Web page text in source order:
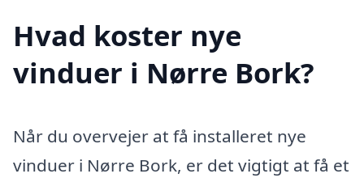
Hvad koster nye
vinduer i Nørre Bork?
Når du overvejer at få installeret nye
vinduer i Nørre Bork, er det vigtigt at få et